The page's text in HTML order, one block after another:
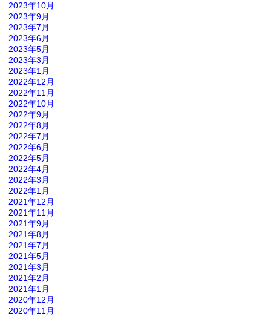
2023年10月
2023年9月
2023年7月
2023年6月
2023年5月
2023年3月
2023年1月
2022年12月
2022年11月
2022年10月
2022年9月
2022年8月
2022年7月
2022年6月
2022年5月
2022年4月
2022年3月
2022年1月
2021年12月
2021年11月
2021年9月
2021年8月
2021年7月
2021年5月
2021年3月
2021年2月
2021年1月
2020年12月
2020年11月